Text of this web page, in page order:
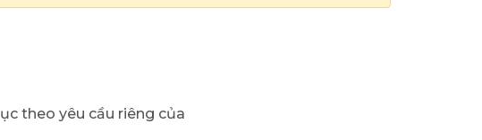
theo yêu cầu riêng của